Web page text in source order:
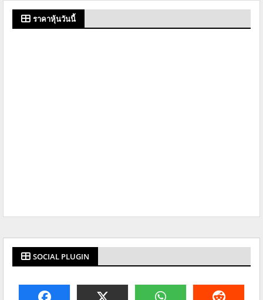
ราคาหุ้นวันนี้
SOCIAL PLUGIN